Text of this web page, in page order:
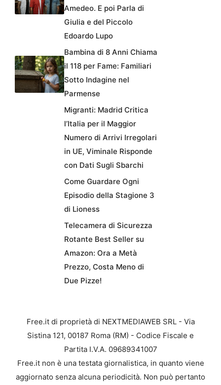
Amedeo. E poi Parla di
Giulia e del Piccolo
Edoardo Lupo
Bambina di 8 Anni Chiama
il 118 per Fame: Familiari
Sotto Indagine nel
Parmense
Migranti: Madrid Critica
l’Italia per il Maggior
Numero di Arrivi Irregolari
in UE, Viminale Risponde
con Dati Sugli Sbarchi
Come Guardare Ogni
Episodio della Stagione 3
di Lioness
Telecamera di Sicurezza
Rotante Best Seller su
Amazon: Ora a Metà
Prezzo, Costa Meno di
Due Pizze!
Free.it di proprietà di NEXTMEDIAWEB SRL - Via
Sistina 121, 00187 Roma (RM) - Codice Fiscale e
Partita I.V.A. 09689341007
Free.it non è una testata giornalistica, in quanto viene
aggiornato senza alcuna periodicità. Non può pertanto